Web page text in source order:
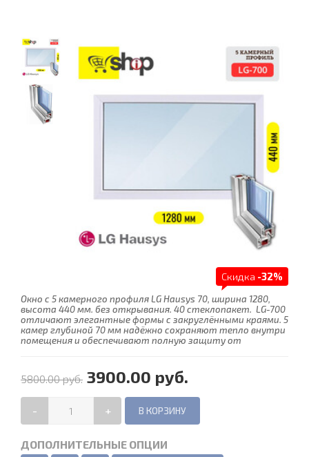
Скидка -32%
Окно с 5 камерного профиля LG Hausys 70, ширина 1280,
высота 440 мм. без открывания. 40 стеклопакет. LG-700
отличают элегантные формы с закруглёнными краями. 5
камер глубиной 70 мм надёжно сохраняют тепло внутри
помещения и обеспечивают полную защиту от
5800.00 руб. 3900.00 руб.
- +
ДОПОЛНИТЕЛЬНЫЕ ОПЦИИ